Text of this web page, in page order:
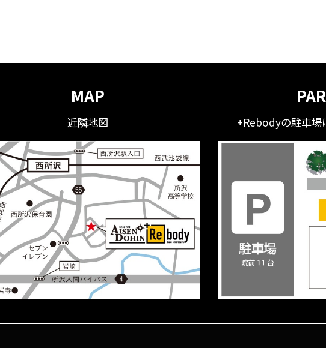
MAP
近隣地図 +Rebodyの駐車場